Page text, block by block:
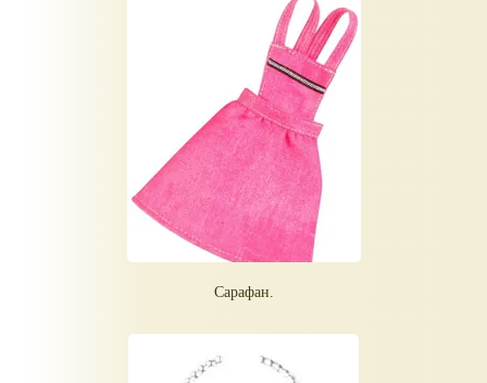
Сарафан.